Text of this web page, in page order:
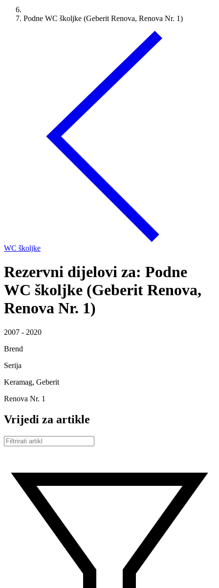
Podne WC školjke (Geberit Renova, Renova Nr. 1)
WC školjke
Rezervni dijelovi za: Podne
WC školjke (Geberit Renova,
Renova Nr. 1)
2007 - 2020
Brend
Serija
Keramag, Geberit
Renova Nr. 1
Vrijedi za artikle